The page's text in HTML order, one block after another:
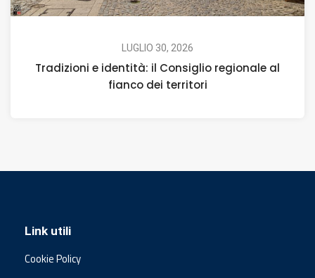
LUGLIO 30, 2026
Tradizioni e identità: il Consiglio regionale al
fianco dei territori
Link utili
Cookie Policy